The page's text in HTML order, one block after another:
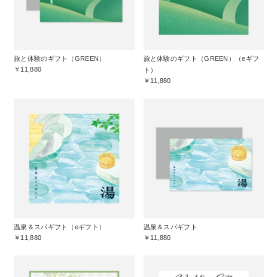
旅と体験のギフト（GREEN）
￥11,880
旅と体験のギフト（GREEN）（eギフ
ト）
￥11,880
温泉＆スパギフト（eギフト）
￥11,880
温泉＆スパギフト
￥11,880